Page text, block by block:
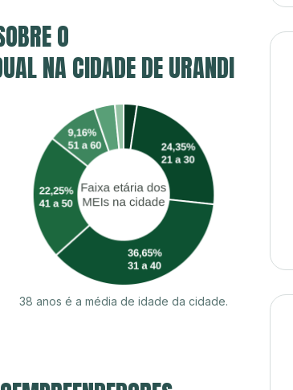
O
NA CIDADE DE URANDI
38 anos é a média de idade da cidade.